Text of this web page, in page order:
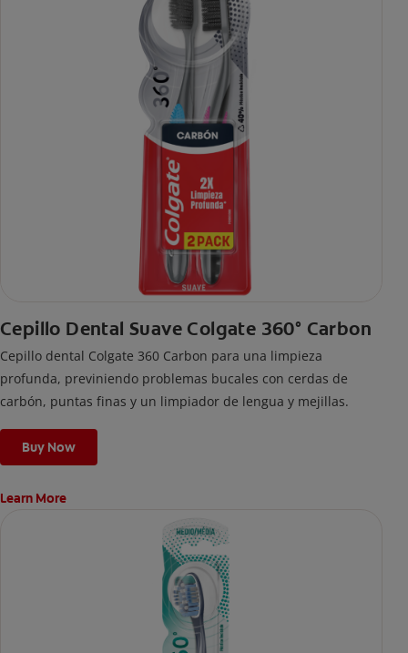
Cepillo Dental Suave Colgate 360° Carbon
Cepillo dental Colgate 360 ​​Carbon para una limpieza
profunda, previniendo problemas bucales con cerdas de
carbón, puntas finas y un limpiador de lengua y mejillas.
Buy Now
Learn More